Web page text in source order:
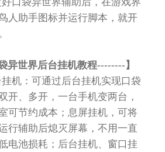
人助手图标并运行脚本，就开
异世界后台挂机教程--------】
机：可通过后台挂机实现口袋
开、多开，一台手机变两台，
可节约成本；息屏挂机，可将
行辅助后熄灭屏幕，不用一直
电池损耗；后台挂机、窗口挂